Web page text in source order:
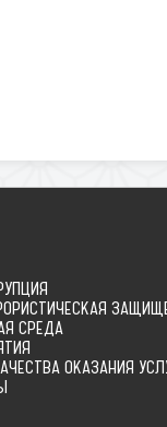
СРЕДА
ОКАЗАНИЯ